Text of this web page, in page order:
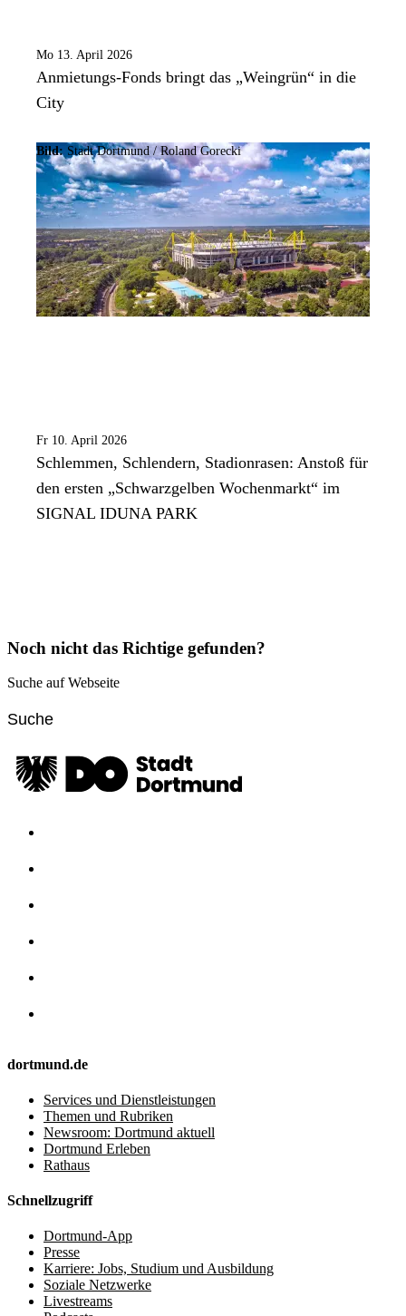
Mo 13. April 2026
Anmietungs-Fonds bringt das „Weingrün“ in die
City
Bild: Stadt Dortmund / Roland Gorecki
Fr 10. April 2026
Schlemmen, Schlendern, Stadionrasen: Anstoß für
den ersten „Schwarzgelben Wochenmarkt“ im
SIGNAL IDUNA PARK
Noch nicht das Richtige gefunden?
Suche auf Webseite
dortmund.de
Services und Dienstleistungen
Themen und Rubriken
Newsroom: Dortmund aktuell
Dortmund Erleben
Rathaus
Schnellzugriff
Dortmund-App
Presse
Karriere: Jobs, Studium und Ausbildung
Soziale Netzwerke
Livestreams